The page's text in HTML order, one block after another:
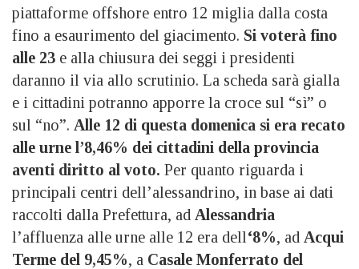
piattaforme offshore entro 12 miglia dalla costa
fino a esaurimento del giacimento. Si voterà fino
alle 23 e alla chiusura dei seggi i presidenti
daranno il via allo scrutinio. La scheda sarà gialla
e i cittadini potranno apporre la croce sul “sì” o
sul “no”. Alle 12 di questa domenica si era recato
alle urne l’8,46% dei cittadini della provincia
aventi diritto al voto. Per quanto riguarda i
principali centri dell’alessandrino, in base ai dati
raccolti dalla Prefettura, ad Alessandria
l’affluenza alle urne alle 12 era dell‘8%, ad Acqui
Terme del 9,45%, a Casale Monferrato del